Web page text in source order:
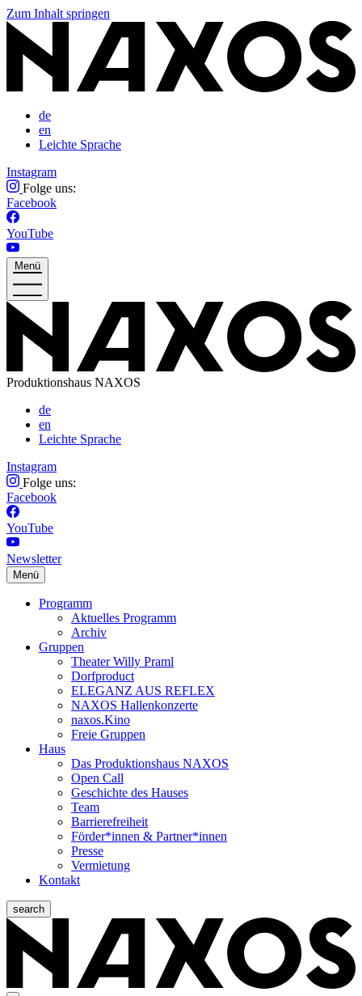
Zum Inhalt springen
de
en
Leichte Sprache
Instagram
Folge uns:
Facebook
YouTube
Menü
Produktionshaus NAXOS
de
en
Leichte Sprache
Instagram
Folge uns:
Facebook
YouTube
Newsletter
Menü
Programm
Aktuelles Programm
Archiv
Gruppen
Theater Willy Praml
Dorfproduct
ELEGANZ AUS REFLEX
NAXOS Hallenkonzerte
naxos.Kino
Freie Gruppen
Haus
Das Produktionshaus NAXOS
Open Call
Geschichte des Hauses
Team
Barrierefreiheit
Förder*innen & Partner*innen
Presse
Vermietung
Kontakt
search